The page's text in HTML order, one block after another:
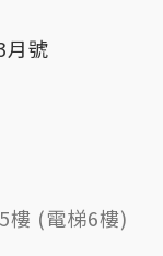
月號
樓 (電梯6樓)